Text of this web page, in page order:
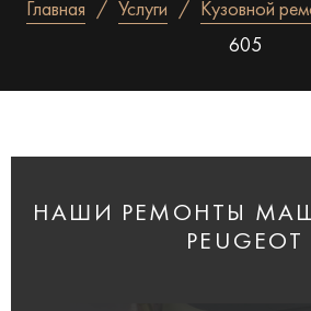
Главная Услуги Кузовной
605
НАШИ РЕМОНТЫ
PEUGEOT